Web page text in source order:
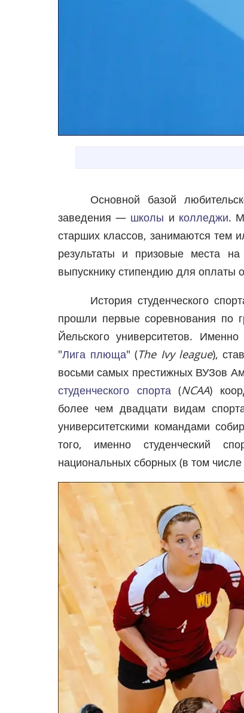
Основной базой
заведения — школы и колледжи.
старших классов, занимаются тем
результаты и призовые места на
выпускнику стипендию для оплаты
История студенческого
прошли первые соревнования по
Йельского университетов.
"Лига плюща" (The Ivy league),
восьми самых престижных ВУЗов
студенческого спорта (NCAA)
более чем двадцати видам
университетскими командами
того, именно студенческий
национальных сборных (в том